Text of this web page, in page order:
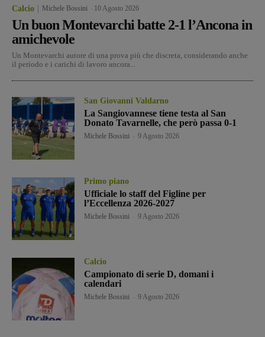
Calcio Michele Bossini 10 Agosto 2026
Un buon Montevarchi batte 2-1 l’Ancona in
amichevole
Un Montevarchi autore di una prova più che discreta, considerando anche
il periodo e i carichi di lavoro ancora...
San Giovanni Valdarno
La Sangiovannese tiene testa al San
Donato Tavarnelle, che però passa 0-1
Michele Bossini 9 Agosto 2026
Primo piano
Ufficiale lo staff del Figline per
l’Eccellenza 2026-2027
Michele Bossini 9 Agosto 2026
Calcio
Campionato di serie D, domani i
calendari
Michele Bossini 9 Agosto 2026